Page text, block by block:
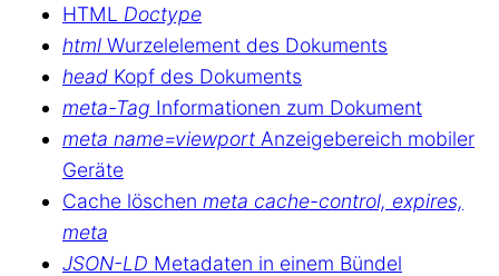
HTML Doctype
html Wurzelelement des Dokuments
head Kopf des Dokuments
meta-Tag Informationen zum Dokument
meta name=viewport Anzeigebereich mobiler
Geräte
Cache löschen meta cache-control, expires,
meta
JSON-LD Metadaten in einem Bündel